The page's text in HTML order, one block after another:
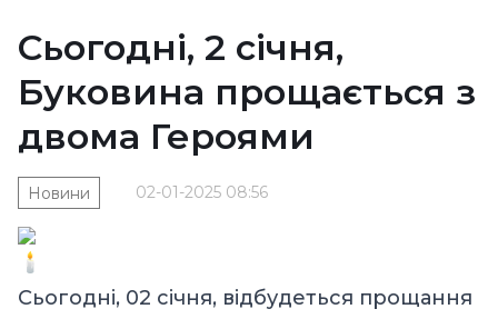
Сьогодні, 2 січня,
Буковина прощається з
двома Героями
02-01-2025 08:56
Новини
Сьогодні, 02 січня, відбудеться прощання